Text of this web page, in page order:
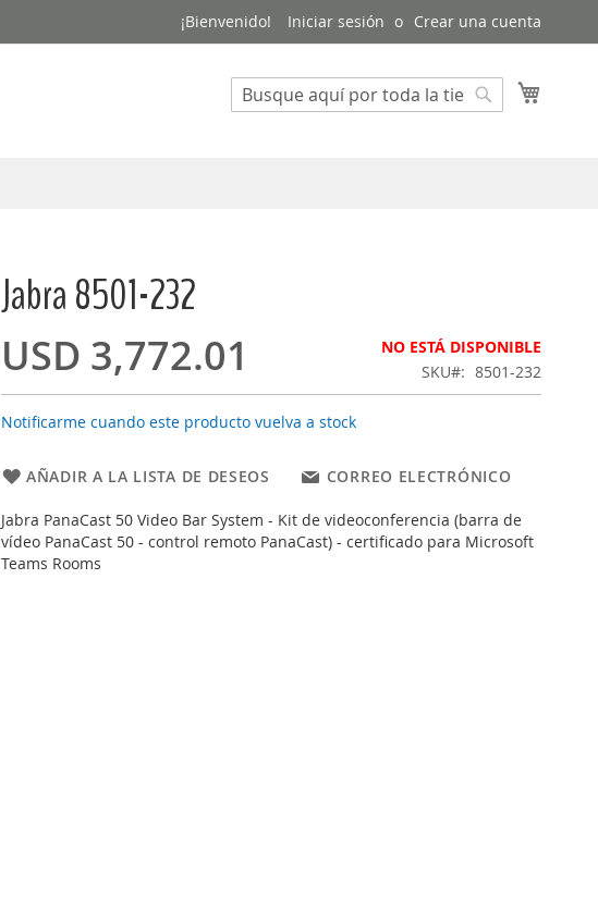
¡Bienvenido! Iniciar sesión Crear una cuenta
Buscar
Jabra 8501-232
USD 3,772.01
NO ESTÁ DISPONIBLE
SKU
8501-232
Notificarme cuando este producto vuelva a stock
AÑADIR A LA LISTA DE DESEOS CORREO ELECTRÓNICO
Jabra PanaCast 50 Video Bar System - Kit de videoconferencia (barra de
vídeo PanaCast 50 - control remoto PanaCast) - certificado para Microsoft
Teams Rooms